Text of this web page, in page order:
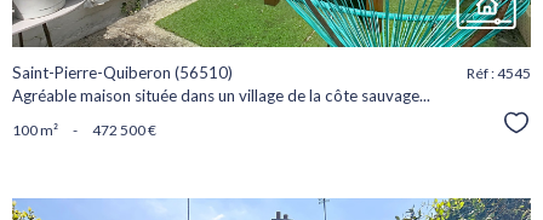
Saint-Pierre-Quiberon (56510)
Agréable maison située dans un village de la côte sauvage...
Réf : 4545
100 m² - 472 500 €